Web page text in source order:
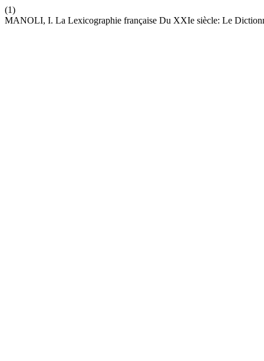
(1)
MANOLI, I. La Lexicographie française Du XXIe siècle: Le